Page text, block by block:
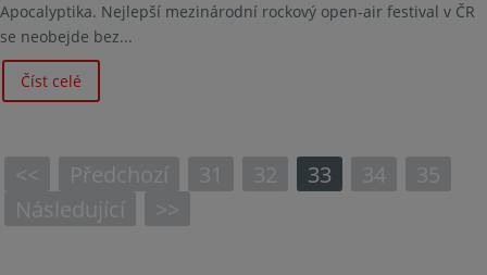
Apocalyptika. Nejlepší mezinárodní rockový open-air festival v ČR
se neobejde bez...
Číst celé
<< Předchozí 31 32 33 34
35
Následující
>>